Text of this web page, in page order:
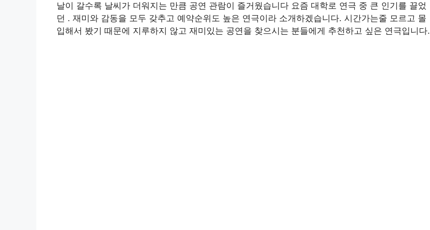
날이 갈수록 날씨가 더워지는 만큼 공연 관람이 즐거웠습니다 요즘 대학로 연극 중 큰 인기를 끌었
던 . 재미와 감동을 모두 갖추고 예약순위도 높은 연극이라 소개하겠습니다. 시간가는줄 모르고 몰
입해서 봤기 때문에 지루하지 않고 재미있는 공연을 찾으시는 분들에게 추천하고 싶은 연극입니다.